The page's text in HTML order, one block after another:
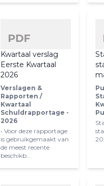
Kwartaal verslag
Eerste Kwartaal
2026
Verslagen &
Rapporten /
Kwartaal
Schuldrapportage -
2026
• Voor deze rapportage
is gebruikgemaakt van
de meest recente
beschikb...